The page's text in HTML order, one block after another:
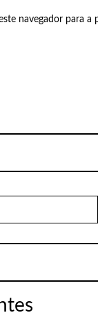
navegador para a